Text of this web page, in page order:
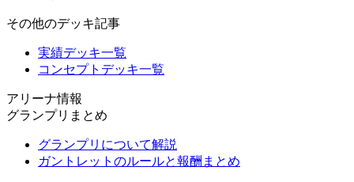
その他のデッキ記事
実績デッキ一覧
コンセプトデッキ一覧
アリーナ情報
グランプリまとめ
グランプリについて解説
ガントレットのルールと報酬まとめ